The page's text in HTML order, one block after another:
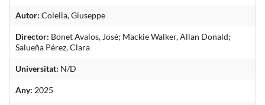
Autor: Colella, Giuseppe
Director: Bonet Avalos, José; Mackie Walker, Allan Donald;
Salueña Pérez, Clara
Universitat: N/D
Any: 2025